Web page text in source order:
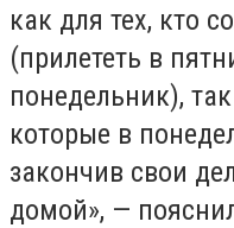
как для тех, кто
(прилететь в
понедельник),
которые в
закончив свои
домой», —